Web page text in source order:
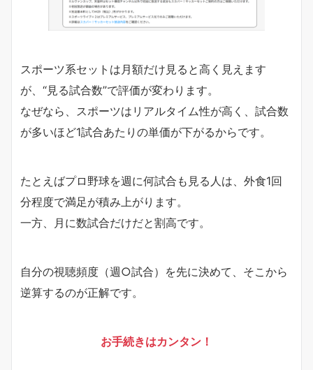
スポーツ系セットは月額だけ見ると高く見えます
が、“見る試合数”で評価が変わります。
なぜなら、スポーツはリアルタイム性が高く、試合数
が多いほど1試合あたりの単価が下がるからです。
たとえばプロ野球を週に何試合も見る人は、外食1回
分程度で満足が積み上がります。
一方、月に数試合だけだと割高です。
自分の視聴頻度（週○試合）を先に決めて、そこから
逆算するのが正解です。
お手続きはカンタン！